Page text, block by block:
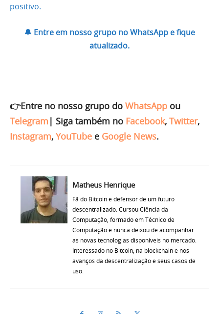
positivo.
🔔 Entre em nosso grupo no WhatsApp e fique
atualizado.
👉Entre no nosso grupo do WhatsApp ou
Telegram | Siga também no Facebook, Twitter,
Instagram, YouTube e Google News.
Matheus Henrique
Fã do Bitcoin e defensor de um futuro
descentralizado. Cursou Ciência da
Computação, formado em Técnico de
Computação e nunca deixou de acompanhar
as novas tecnologias disponíveis no mercado.
Interessado no Bitcoin, na blockchain e nos
avanços da descentralização e seus casos de
uso.